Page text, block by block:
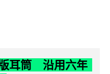
耳筒 沿用六年